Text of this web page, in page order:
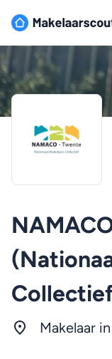
Makelaar